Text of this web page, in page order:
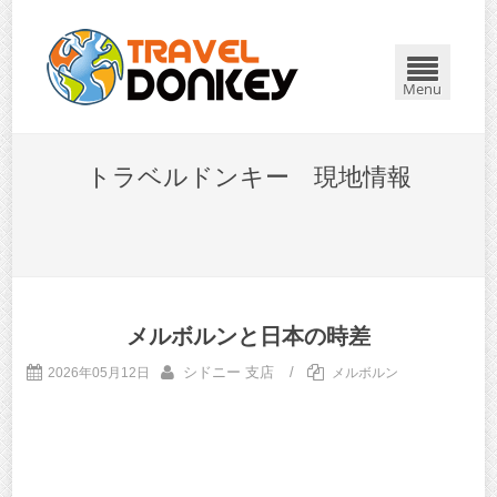
Menu
トラベルドンキー 現地情報
メルボルンと日本の時差
2026年05月12日 シドニー 支店 / メルボルン